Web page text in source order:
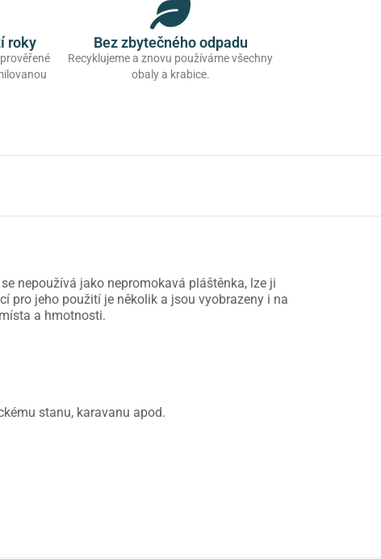
roky Bez zbytečného odpadu
Recyklujeme a znovu používáme všechny
obaly a krabice.
nepoužívá jako nepromokavá pláštěnka, lze ji
pro jeho použití je několik a jsou vyobrazeny i na
a hmotnosti.
stanu, karavanu apod.